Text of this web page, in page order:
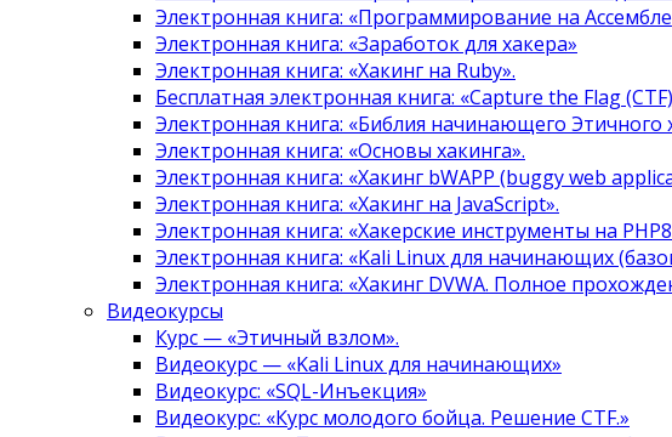
Электронная книга: «Программирование на
Электронная книга: «Заработок для хакера»
Электронная книга: «Хакинг на Ruby».
Бесплатная электронная книга: «Capture the Flag
Электронная книга: «Библия начинающего Этичного
Электронная книга: «Основы хакинга».
Электронная книга: «Хакинг bWAPP (buggy web
Электронная книга: «Хакинг на JavaScript».
Электронная книга: «Хакерские инструменты на
Электронная книга: «Kali Linux для начинающих
Электронная книга: «Хакинг DVWA. Полное
Видеокурсы
Курс — «Этичный взлом».
Видеокурс — «Kali Linux для начинающих»
Видеокурс: «SQL-Инъекция»
Видеокурс: «Курс молодого бойца. Решение CTF.»